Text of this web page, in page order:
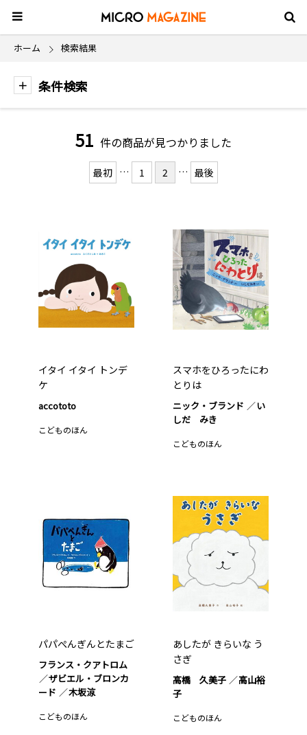
ホーム 検索結果
条件検索
51 件の商品が見つかりました
最初 … 1 2 … 最後
イタイ イタイ トンデ
ケ
accototo
こどものほん
スマホをひろったにわ
とりは
ニック・ブランド
い
しだ みき
こどものほん
パパぺんぎんとたまご
フランス・クアトロム
ザビエル・ブロンカ
ード
木坂涼
こどものほん
あしたが きらいな う
さぎ
高橋 久美子
高山裕
子
こどものほん